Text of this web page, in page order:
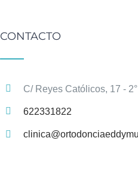
CONTACTO
C/ Reyes Católicos, 17 -
622331822